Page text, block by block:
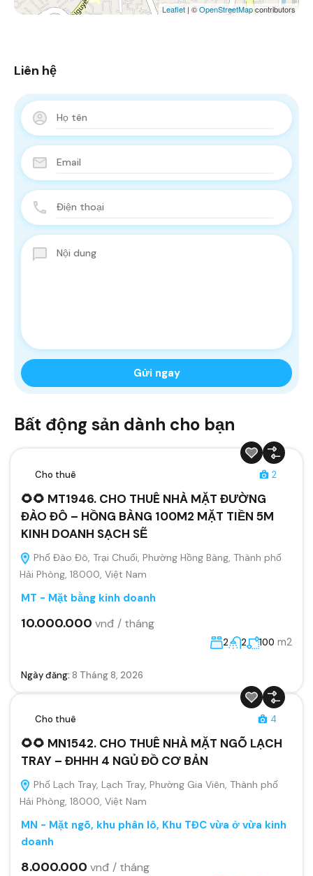
Leaflet | ©OpenStreetMapcontributors
Liên hệ
Bất động sản dành cho bạn
Cho thuê 2
🌻🌻 MT1946. CHO THUÊ NHÀ MẶT ĐƯỜNG
ĐÀO ĐÔ – HỒNG BÀNG 100M2 MẶT TIỀN 5M
KINH DOANH SẠCH SẼ
Phố Đào Đô, Trại Chuối, Phường Hồng Bàng, Thành phố
Hải Phòng, 18000, Việt Nam
MT - Mặt bằng kinh doanh
10.000.000 vnđ / tháng
2 2 100 m2
Ngày đăng: 8 Tháng 8, 2026
Cho thuê 4
🌻🌻 MN1542. CHO THUÊ NHÀ MẶT NGÕ LẠCH
TRAY – ĐHHH 4 NGỦ ĐỒ CƠ BẢN
Phố Lạch Tray, Lạch Tray, Phường Gia Viên, Thành phố
Hải Phòng, 18000, Việt Nam
MN - Mặt ngõ, khu phân lô, Khu TĐC vừa ở vừa kinh
doanh
8.000.000 vnđ / tháng